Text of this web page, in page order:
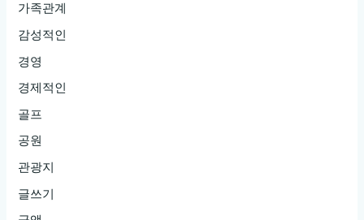
가족관계
감성적인
경영
경제적인
골프
공원
관광지
글쓰기